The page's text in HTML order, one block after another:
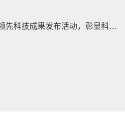
万钢出席世界互联网大会领先科技成果发布活动，彰显科技之魅